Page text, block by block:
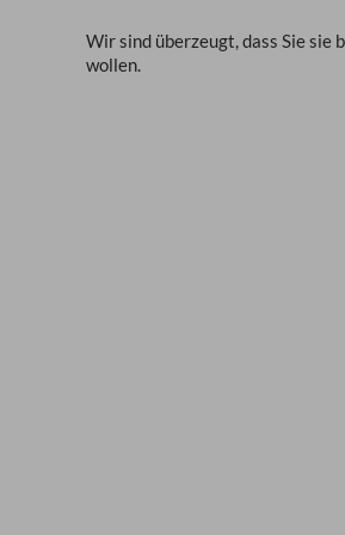
Wir sind überzeugt, dass Sie sie
wollen.